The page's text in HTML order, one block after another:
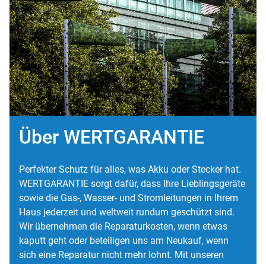
Über WERTGARANTIE
Perfekter Schutz für alles, was Akku oder Stecker hat.
WERTGARANTIE sorgt dafür, dass Ihre Lieblingsgeräte
sowie die Gas-, Wasser- und Stromleitungen in Ihrem
Haus jederzeit und weltweit rundum geschützt sind.
Wir übernehmen die Reparaturkosten, wenn etwas
kaputt geht oder beteiligen uns am Neukauf, wenn
sich eine Reparatur nicht mehr lohnt. Mit unseren